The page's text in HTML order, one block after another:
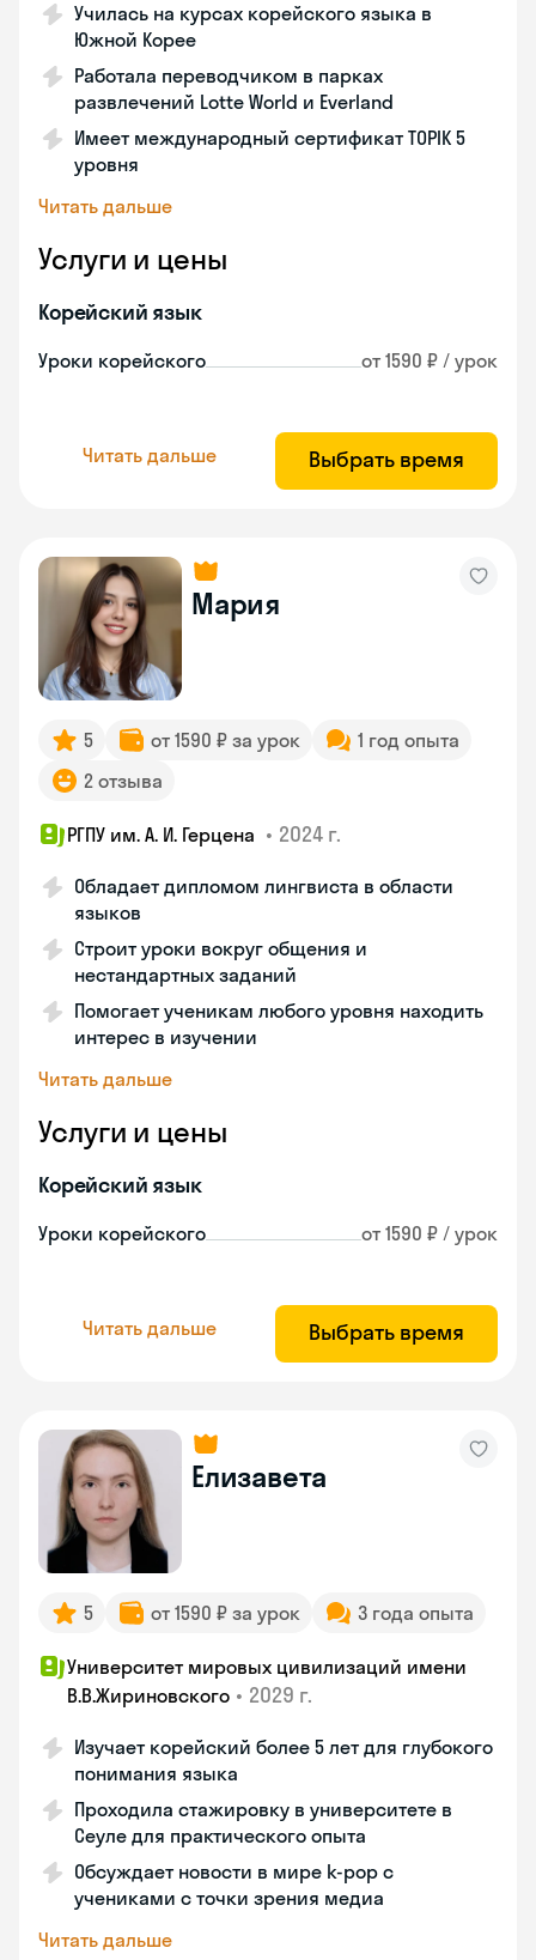
Училась на курсах корейского языка в
Южной Корее
Работала переводчиком в парках
развлечений Lotte World и Everland
Имеет международный сертификат TOPIK 5
уровня
Читать дальше
Услуги и цены
Корейский язык
Уроки корейского от 1590 ₽ / урок
Читать дальше Выбрать время
Мария
5 от 1590 ₽ за урок
1 год опыта
2 отзыва
РГПУ им. А. И. Герцена • 2024 г.
Обладает дипломом лингвиста в области
языков
Строит уроки вокруг общения и
нестандартных заданий
Помогает ученикам любого уровня находить
интерес в изучении
Читать дальше
Услуги и цены
Корейский язык
Уроки корейского от 1590 ₽ / урок
Читать дальше Выбрать время
Елизавета
5 от 1590 ₽ за урок 3 года опыта
Университет мировых цивилизаций имени
В.В.Жириновского • 2029 г.
Изучает корейский более 5 лет для глубокого
понимания языка
Проходила стажировку в университете в
Сеуле для практического опыта
Обсуждает новости в мире k-pop с
учениками с точки зрения медиа
Читать дальше